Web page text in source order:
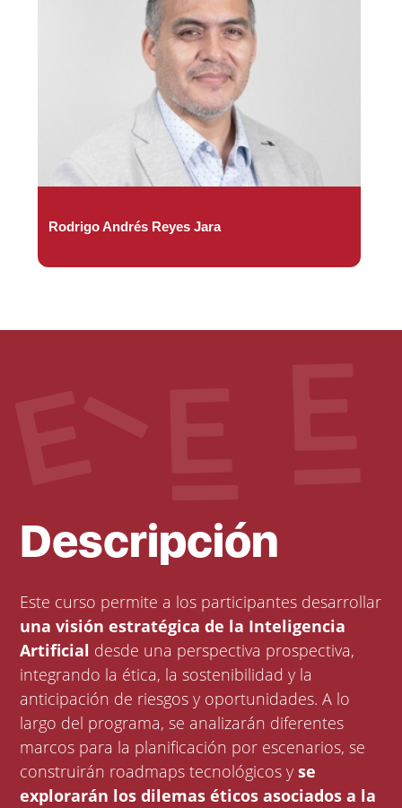
Rodrigo Andrés Reyes Jara
Descripción
Este curso permite a los participantes desarrollar
una visión estratégica de la Inteligencia
Artificial desde una perspectiva prospectiva,
integrando la ética, la sostenibilidad y la
anticipación de riesgos y oportunidades. A lo
largo del programa, se analizarán diferentes
marcos para la planificación por escenarios, se
construirán roadmaps tecnológicos yse
explorarán los dilemas éticos asociados a la